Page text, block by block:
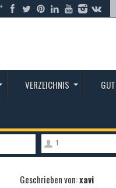
VERZEICHNIS
1
Geschrieben von:xavi